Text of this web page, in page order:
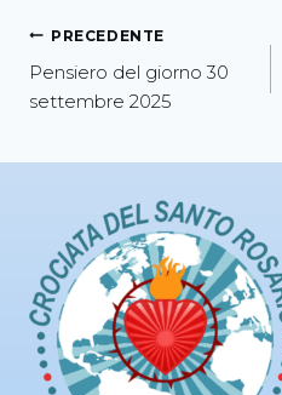
PRECEDENTE
Pensiero del giorno 30
settembre 2025